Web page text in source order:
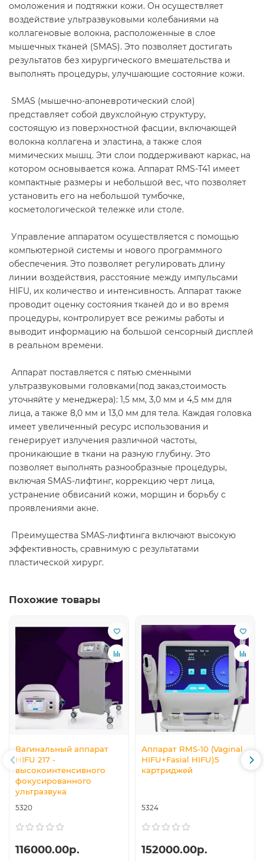
омоложения и подтяжки кожи. Он осуществляет
воздействие ультразвуковыми колебаниями на
коллагеновые волокна, расположенные в слое
мышечных тканей (SMAS). Это позволяет достигать
результатов без хирургического вмешательства и
выполнять процедуры, улучшающие состояние кожи.
SMAS (мышечно-апоневротический слой)
представляет собой двухслойную структуру,
состоящую из поверхностной фасции, включающей
волокна коллагена и эластина, а также слоя
мимических мышц. Эти слои поддерживают каркас, на
котором основывается кожа. Аппарат RMS-T41 имеет
компактные размеры и небольшой вес, что позволяет
установить его на небольшой тумбочке,
косметологической тележке или столе.
Управление аппаратом осуществляется с помощью
компьютерной системы и нового программного
обеспечения. Это позволяет регулировать длину
линии воздействия, расстояние между импульсами
HIFU, их количество и интенсивность. Аппарат также
проводит оценку состояния тканей до и во время
процедуры, контролирует все режимы работы и
выводит информацию на большой сенсорный дисплей
в реальном времени.
Аппарат поставляется с пятью сменными
ультразвуковыми головками(под заказ,стоимость
уточняйте у менеджера): 1,5 мм, 3,0 мм и 4,5 мм для
лица, а также 8,0 мм и 13,0 мм для тела. Каждая головка
имеет увеличенный ресурс использования и
генерирует излучения различной частоты,
проникающие в ткани на разную глубину. Это
позволяет выполнять разнообразные процедуры,
включая SMAS-лифтинг, коррекцию черт лица,
устранение обвисаний кожи, морщин и борьбу с
проявлениями акне.
Преимущества SMAS-лифтинга включают высокую
эффективность, сравнимую с результатами
пластической хирург.
Похожие товары
Вагинальный аппарат
HIFU 217 -
высокоинтенсивного
фокусированного
ультразвука
5320
116000.00р.
Аппарат RMS-10 (Vaginal
HIFU+Fasial HIFU)5
картриджей
5324
152000.00р.